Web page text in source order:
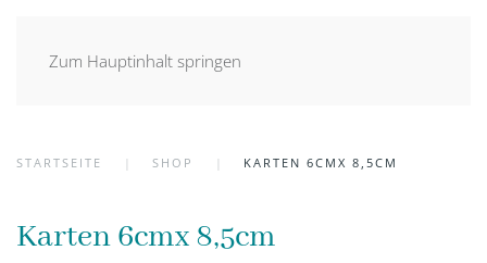
Zum Hauptinhalt springen
STARTSEITE SHOP KARTEN 6CMX 8,5CM
Karten 6cmx 8,5cm